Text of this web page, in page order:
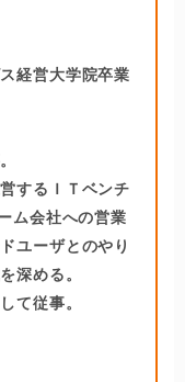
経営大学院卒業
するＩＴベンチ
ム会社への営業
ユーザとのやり
深める。
て従事。